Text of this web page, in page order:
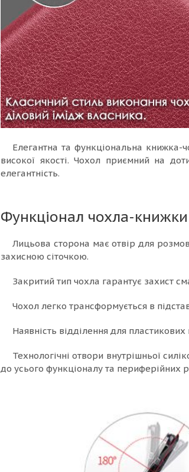
Елегантна та функціональна
високої якості. Чохол приємний на
елегантність.
Функціонал чохла-книжки
Лицьова сторона має отвір для
захисною сіточкою.
Закритий тип чохла гарантує захист
Чохол легко трансформується в
Наявність відділення для
Технологічні отвори внутрішньої
до усього функціоналу та периферійних